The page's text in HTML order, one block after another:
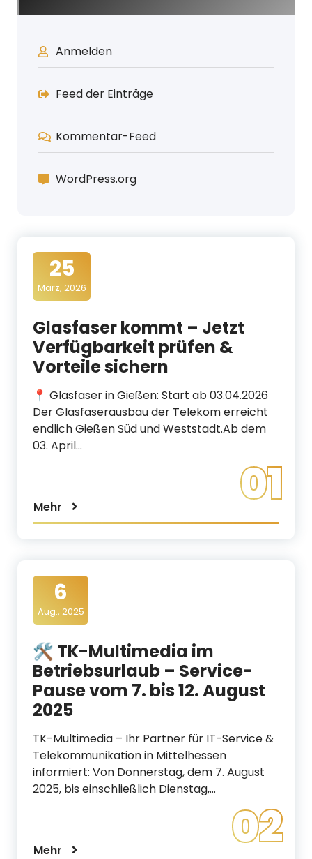
Anmelden
Feed der Einträge
Kommentar-Feed
WordPress.org
25
März, 2026
Glasfaser kommt – Jetzt
Verfügbarkeit prüfen &
Vorteile sichern
📍 Glasfaser in Gießen: Start ab 03.04.2026
Der Glasfaserausbau der Telekom erreicht
endlich Gießen Süd und Weststadt.Ab dem
03. April…
Mehr 01
6
Aug., 2025
🛠️ TK-Multimedia im
Betriebsurlaub – Service-
Pause vom 7. bis 12. August
2025
TK-Multimedia – Ihr Partner für IT-Service &
Telekommunikation in Mittelhessen
informiert: Von Donnerstag, dem 7. August
2025, bis einschließlich Dienstag,…
Mehr 02